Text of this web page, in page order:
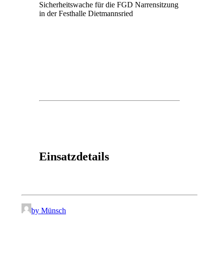
Sicherheitswache für die FGD Narrensitzung
in der Festhalle Dietmannsried
Einsatzdetails
by Münsch